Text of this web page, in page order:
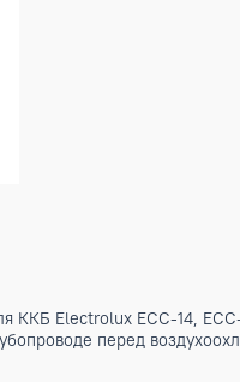
18-12-410_N